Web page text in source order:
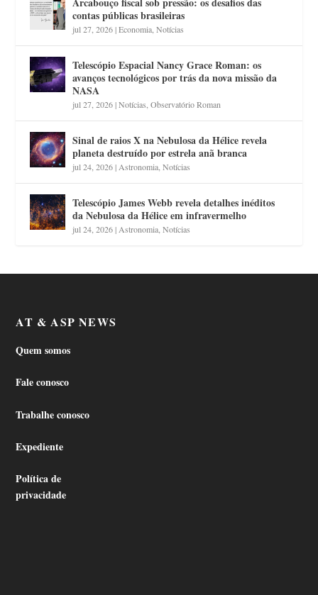
contas públicas brasileiras
jul 27, 2026|Economia ,Notícias
Telescópio Espacial Nancy Grace Roman: os
avanços tecnológicos por trás da nova missão da
NASA
jul 27, 2026|Notícias ,Observatório Roman
Sinal de raios X na Nebulosa da Hélice revela
planeta destruído por estrela anã branca
jul 24, 2026| Astronomia ,Notícias
Telescópio James Webb revela detalhes inéditos
da Nebulosa da Hélice em infravermelho
jul 24, 2026| Astronomia ,Notícias
AT & ASP NEWS
Quem somos
Fale conosco
Trabalhe conosco
Expediente
Política de
privacidade